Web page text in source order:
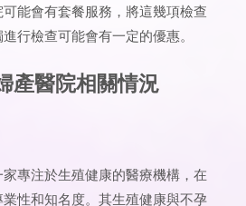
能會有套餐服務，將這幾項檢查
行檢查可能會有一定的優惠。
產醫院相關情況​​
專注於生殖健康的醫療機構，在
性和知名度。其生殖健康與不孕